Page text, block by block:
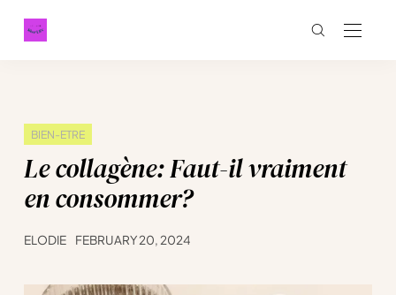
BIEN-ETRE
Le collagène: Faut-il vraiment
en consommer?
ELODIE FEBRUARY 20, 2024